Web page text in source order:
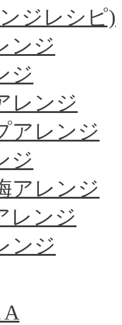
ジレシピ)
ンジ
ジ
レンジ
アレンジ
ジ
アレンジ
レンジ
ンジ
A